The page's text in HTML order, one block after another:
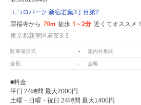
エコロパーク 新宿若葉3丁目第2
宗福寺から 70m 徒歩 1～2分 近くてオススメ！
東京都新宿区若葉3-3
駐車場形式 - 屋内外形式
全長 - 全幅
■料金
平日 24時間 最大2000円
土曜・日曜・祝日 24時間 最大1400円